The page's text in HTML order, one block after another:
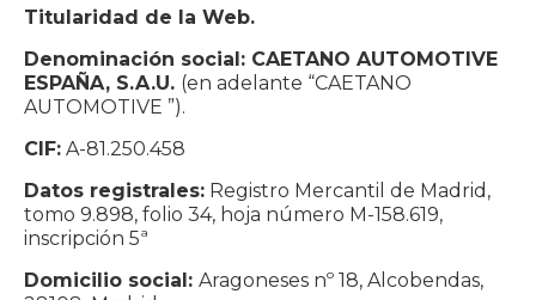
Renting
Llámanos
Dónde encontrarnos
Titularidad de la Web.
Denominación social: CAETANO AUTOMOTIVE
ESPAÑA, S.A.U. (en adelante “CAETANO
AUTOMOTIVE ”).
CIF: A-81.250.458
Datos registrales: Registro Mercantil de Madrid,
tomo 9.898, folio 34, hoja número M-158.619,
inscripción 5ª
Domicilio social: Aragoneses nº 18, Alcobendas,